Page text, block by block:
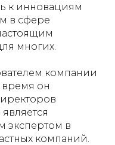
к инновациям
в сфере
многих.
компании
время он
экспертом в
компаний.